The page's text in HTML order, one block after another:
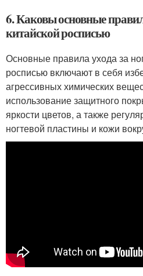
6. Каковы основные
китайской росписью
Основные правила ухода за
росписью включают в себя
агрессивных химических
использование защитного
яркости цветов, а также
ногтевой пластины и кожи